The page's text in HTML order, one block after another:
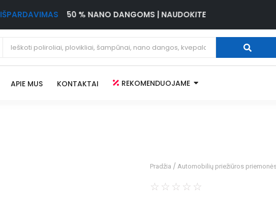
IŠPARDAVIMAS 50 % NANO DANGOMS | NAUDOKITE
APIE MUS KONTAKTAI REKOMENDUOJAME
Pradžia /Automobilių priežiūros
☆ ☆ ☆ ☆ ☆